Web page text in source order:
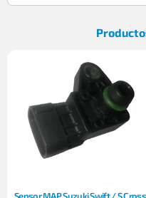
Sensor MAP Suzuki Swift / S Cross